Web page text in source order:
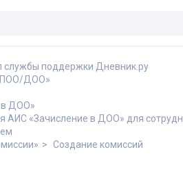
службы поддержки Дневник.ру
ПОО/ДОО»
в ДОО»
АИС «Зачисление в ДОО» для
Создание комиссий